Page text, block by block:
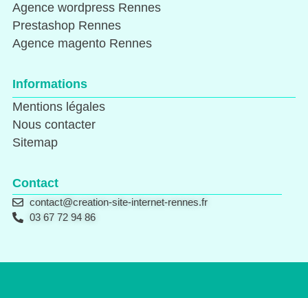
Agence wordpress Rennes
Prestashop Rennes
Agence magento Rennes
Informations
Mentions légales
Nous contacter
Sitemap
Contact
contact@creation-site-internet-rennes.fr
03 67 72 94 86